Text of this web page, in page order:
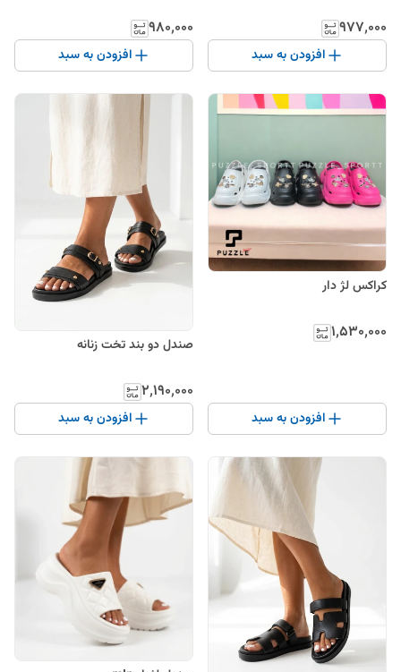
۹۷۷٬۰۰۰
افزودن به سبد
۹۸۰٬۰۰۰
افزودن به سبد
کراکس لژ دار
۱٬۵۳۰٬۰۰۰
افزودن به سبد
صندل دو بند تخت زنانه
۲٬۱۹۰٬۰۰۰
افزودن به سبد